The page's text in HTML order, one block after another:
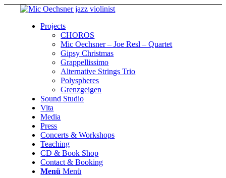
Projects
CHOROS
Mic Oechsner – Joe Resl – Quartet
Gipsy Christmas
Grappellissimo
Alternative Strings Trio
Polyspheres
Grenzgeigen
Sound Studio
Vita
Media
Press
Concerts & Workshops
Teaching
CD & Book Shop
Contact & Booking
Menü Menü